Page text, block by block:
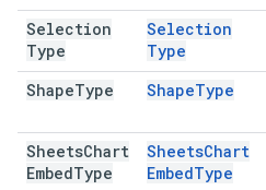
Selection
Type
Selection
Type
ShapeType ShapeType
SheetsChart
EmbedType
SheetsChart
EmbedType